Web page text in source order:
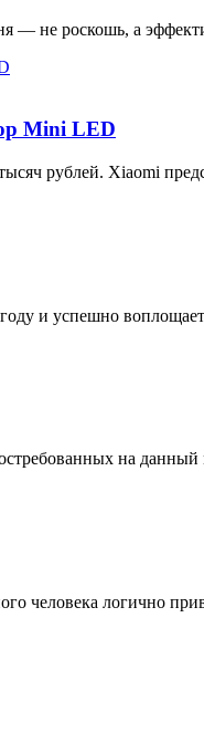
— не роскошь, а
Mini LED
рублей. Xiaomi
и успешно
на
человека логично